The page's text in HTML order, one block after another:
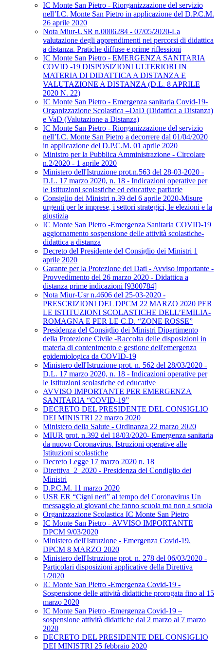
IC Monte San Pietro - Riorganizzazione del servizio
nell’I.C. Monte San Pietro in applicazione del D.P.C.M.
26 aprile 2020
Nota Miur-USR n.0006284 - 07/05/2020-La
valutazione degli apprendimenti nei percorsi di didattica
a distanza. Pratiche diffuse e prime riflessioni
IC Monte San Pietro - EMERGENZA SANITARIA
COVID -19 DISPOSIZIONI ULTERIORI IN
MATERIA DI DIDATTICA A DISTANZA E
VALUTAZIONE A DISTANZA (D.L. 8 APRILE
2020 N. 22)
IC Monte San Pietro - Emergenza sanitaria Covid-19-
Organizzazione Scolastica –DaD (Didattica a Distanza)
e VaD (Valutazione a Distanza)
IC Monte San Pietro - Riorganizzazione del servizio
nell’I.C. Monte San Pietro a decorrere dal 01/04/2020
in applicazione del D.P.C.M. 01 aprile 2020
Ministro per la Pubblica Amministrazione - Circolare
n.2/2020 - 1 aprile 2020
Ministero dell'Istruzione prot.n.563 del 28-03-2020 -
D.L. 17 marzo 2020, n. 18 - Indicazioni operative per
le Istituzioni scolastiche ed educative paritarie
Consiglio dei Ministri n.39 del 6 aprile 2020-Misure
urgenti per le imprese, i settori strategici, le elezioni e la
giustizia
IC Monte San Pietro -Emergenza Sanitaria COVID-19
aggiornamento sospensione delle attività scolastiche-
didattica a distanza
Decreto del Presidente del Consiglio dei Ministri 1
aprile 2020
Garante per la Protezione dei Dati - Avviso importante -
Provvedimento del 26 marzo 2020 - Didattica a
distanza prime indicazioni [9300784]
Nota Miur-Usr n.4606 del 25-03-2020 -
PRESCRIZIONI DEL DPCM 22 MARZO 2020 PER
LE ISTITUZIONI SCOLASTICHE DELL’EMILIA-
ROMAGNA E PER LE C.D. “ZONE ROSSE”
Presidenza del Consiglio dei Ministri Dipartimento
della Protezione Civile -Raccolta delle disposizioni in
materia di contenimento e gestione dell'emergenza
epidemiologica da COVID-19
Ministero dell'Istruzione prot. n. 562 del 28/03/2020 -
D.L. 17 marzo 2020, n. 18 - Indicazioni operative per
le Istituzioni scolastiche ed educative
AVVISO IMPORTANTE PER EMERGENZA
SANITARIA “COVID-19”
DECRETO DEL PRESIDENTE DEL CONSIGLIO
DEI MINISTRI 22 marzo 2020
Ministero della Salute - Ordinanza 22 marzo 2020
MIUR prot. n.392 del 18/03/2020- Emergenza sanitaria
da nuovo Coronavirus. Istruzioni operative alle
Istituzioni scolastiche
Decreto Legge 17 marzo 2020 n. 18
Direttiva_2_2020 - Presidenza del Condiglio dei
Ministri
D.P.C.M. 11 marzo 2020
USR ER “Cigni neri” al tempo del Coronavirus Un
messaggio ai giovani che fanno scuola ma non a scuola
Organizzazione Scolastica IC Monte San Pietro
IC Monte San Pietro - AVVISO IMPORTANTE
DPCM 9/03/2020
Ministero dell'Istruzione - Emergenza Covid-19.
DPCM 8 MARZO 2020
Ministero dell'Istruzione prot. n. 278 del 06/03/2020 -
Particolari disposizioni applicative della Direttiva
1/2020
IC Monte San Pietro -Emergenza Covid-19 -
Sospensione delle attività didattiche prorogata fino al 15
marzo 2020
IC Monte San Pietro -Emergenza Covid-19 –
sospensione attività didattiche dal 2 marzo al 7 marzo
2020
DECRETO DEL PRESIDENTE DEL CONSIGLIO
DEI MINISTRI 25 febbraio 2020